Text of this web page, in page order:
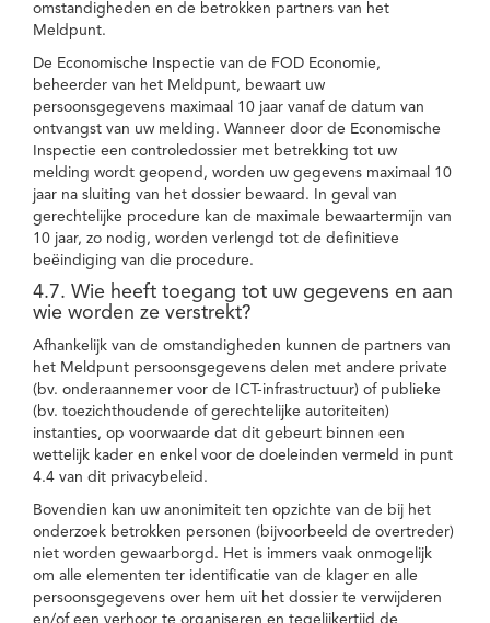
omstandigheden en de betrokken partners van het
Meldpunt.
De Economische Inspectie van de FOD Economie,
beheerder van het Meldpunt, bewaart uw
persoonsgegevens maximaal 10 jaar vanaf de datum van
ontvangst van uw melding. Wanneer door de Economische
Inspectie een controledossier met betrekking tot uw
melding wordt geopend, worden uw gegevens maximaal 10
jaar na sluiting van het dossier bewaard. In geval van
gerechtelijke procedure kan de maximale bewaartermijn van
10 jaar, zo nodig, worden verlengd tot de definitieve
beëindiging van die procedure.
4.7. Wie heeft toegang tot uw gegevens en aan
wie worden ze verstrekt?
Afhankelijk van de omstandigheden kunnen de partners van
het Meldpunt persoonsgegevens delen met andere private
(bv. onderaannemer voor de ICT-infrastructuur) of publieke
(bv. toezichthoudende of gerechtelijke autoriteiten)
instanties, op voorwaarde dat dit gebeurt binnen een
wettelijk kader en enkel voor de doeleinden vermeld in punt
4.4 van dit privacybeleid.
Bovendien kan uw anonimiteit ten opzichte van de bij het
onderzoek betrokken personen (bijvoorbeeld de overtreder)
niet worden gewaarborgd. Het is immers vaak onmogelijk
om alle elementen ter identificatie van de klager en alle
persoonsgegevens over hem uit het dossier te verwijderen
en/of een verhoor te organiseren en tegelijkertijd de